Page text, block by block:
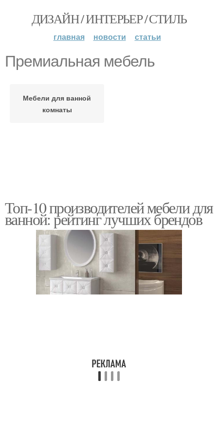
ДИЗАЙН / ИНТЕРЬЕР / СТИЛЬ
главная новости статьи
Премиальная мебель
Мебели для ванной
комнаты
Топ-10 производителей мебели для
ванной: рейтинг лучших брендов